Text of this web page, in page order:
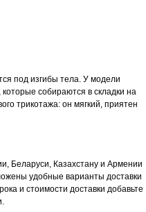
под изгибы тела. У модели
собираются в складки на
трикотажа: он мягкий, приятен
Беларуси, Казахстану и Армении
удобные варианты доставки
и стоимости доставки добавьте